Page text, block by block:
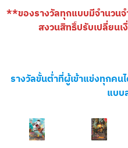
**ของรางวัลทุกแบบมีจำนวน
สงวนสิทธิ์ปรับเปลี่ยน
รางวัลขั้นต่ำที่ผู้เข้าแข่งทุกคน
แบบ